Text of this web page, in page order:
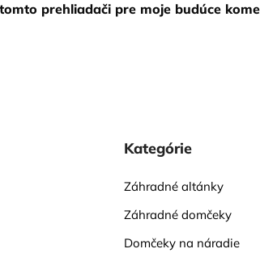
prehliadači pre moje budúce
Kategórie
Záhradné altánky
Záhradné domčeky
Domčeky na náradie